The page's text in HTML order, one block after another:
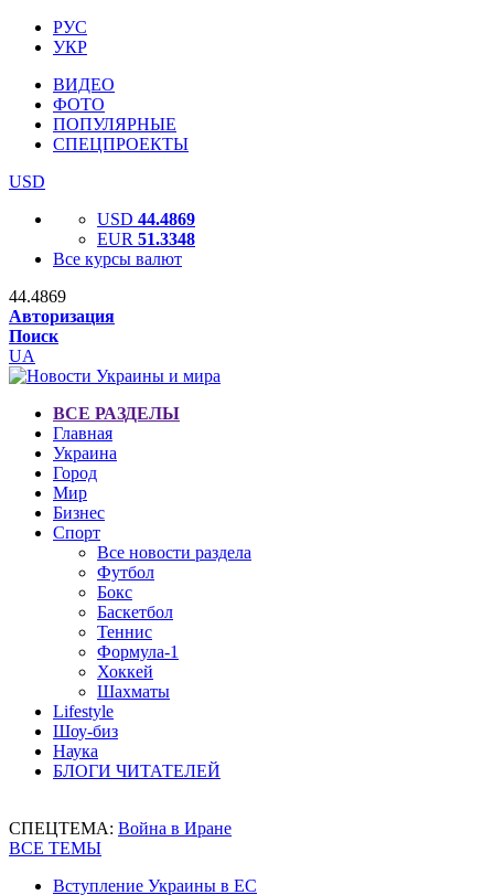
РУС
УКР
ВИДЕО
ФОТО
ПОПУЛЯРНЫЕ
СПЕЦПРОЕКТЫ
USD
USD 44.4869
EUR 51.3348
Все курсы валют
44.4869
Авторизация
Поиск
UA
ВСЕ РАЗДЕЛЫ
Главная
Украина
Город
Мир
Бизнес
Спорт
Все новости раздела
Футбол
Бокс
Баскетбол
Теннис
Формула-1
Хоккей
Шахматы
Lifestyle
Шоу-биз
Наука
БЛОГИ ЧИТАТЕЛЕЙ
СПЕЦТЕМА: Война в Иране
ВСЕ ТЕМЫ
Вступление Украины в ЕС